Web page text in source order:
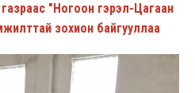
"Ногоон гэрэл-Цагаан
зохион байгууллаа